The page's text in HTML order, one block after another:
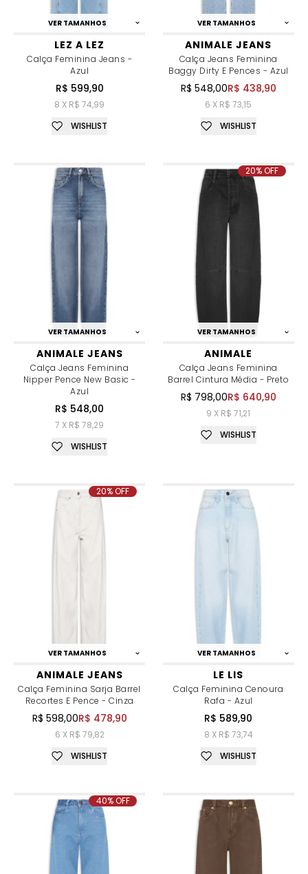
VER TAMANHOS
LEZ A LEZ
Calça Feminina Jeans -
Azul
R$ 599,90
8 X R$ 74,99
WISHLIST
VER TAMANHOS
ANIMALE JEANS
Calça Jeans Feminina
Baggy Dirty E Pences - Azul
R$ 548,00R$ 438,90
6 X R$ 73,15
WISHLIST
VER TAMANHOS
ANIMALE JEANS
Calça Jeans Feminina
Nipper Pence New Basic -
Azul
R$ 548,00
7 X R$ 78,29
WISHLIST
VER TAMANHOS
ANIMALE
Calça Jeans Feminina
Barrel Cintura Média - Preto
R$ 798,00R$ 640,90
9 X R$ 71,21
20% OFF
WISHLIST
VER TAMANHOS
ANIMALE JEANS
Calça Feminina Sarja Barrel
Recortes E Pence - Cinza
R$ 598,00R$ 478,90
6 X R$ 79,82
20% OFF
WISHLIST
VER TAMANHOS
LE LIS
Calça Feminina Cenoura
Rafa - Azul
R$ 589,90
8 X R$ 73,74
WISHLIST
40% OFF